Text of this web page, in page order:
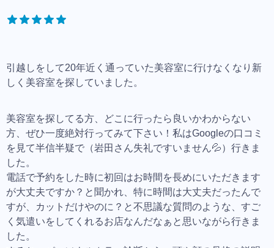
引越しをして20年近く通っていた美容室に行けなくなり新
しく美容室を探していました。
美容室を探してる方、どこに行ったら良いかわからない
方、ぜひ一度絶対行ってみて下さい！私はGoogleの口コミ
を見て半信半疑で（岩田さん失礼ですいません💦）行きま
した。
電話で予約をした時に初回はお時間を長めにいただきます
が大丈夫ですか？と聞かれ、特に時間は大丈夫だったんで
すが、カットだけやのに？と不思議な質問のような、すご
く気遣いをしてくれるお店なんだなぁと思いながら行きま
した。